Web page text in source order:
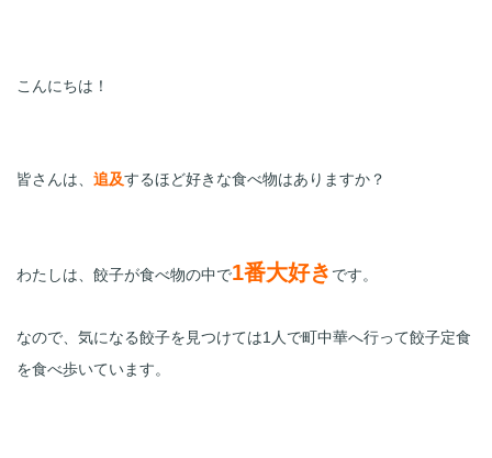
こんにちは！
皆さんは、 追及するほど好きな食べ物はありますか？
わたしは、餃子が食べ物の中で1番大好き です。
なので、気になる餃子を見つけては1人で町中華へ行って餃子定食
を食べ歩いています。